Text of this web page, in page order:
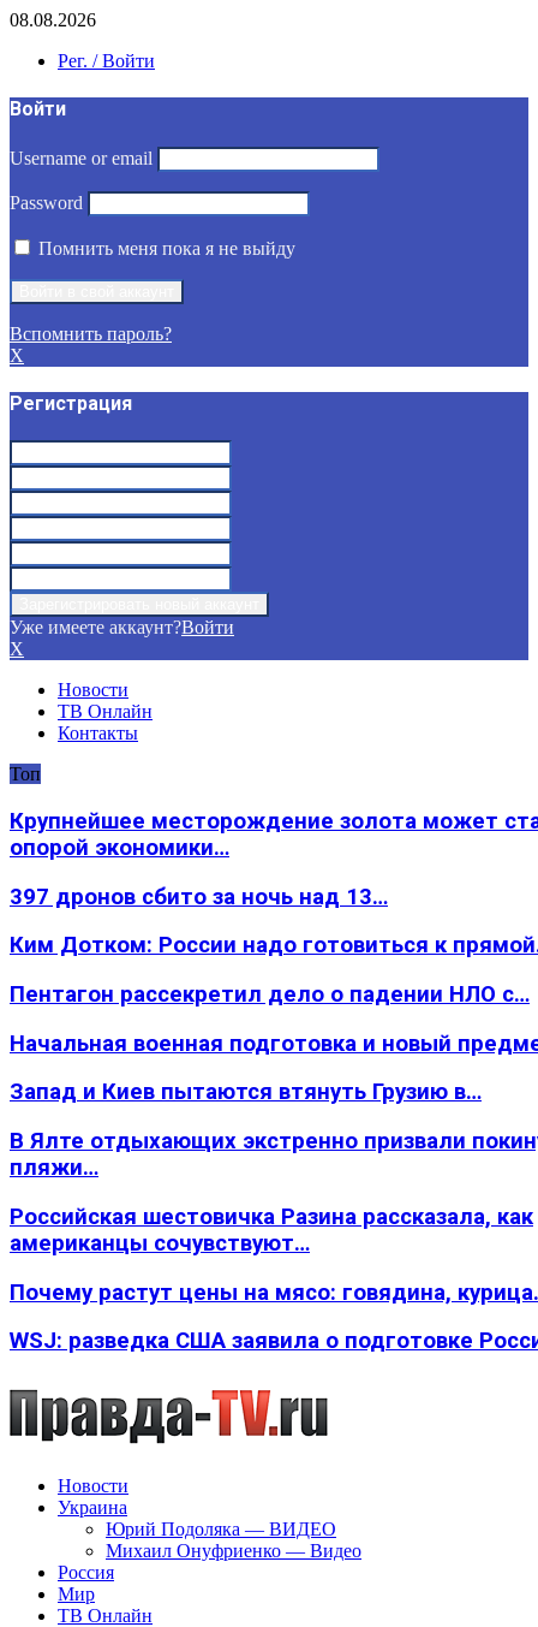
08.08.2026
Рег. / Войти
Войти
Username or email
Password
Помнить меня пока я не выйду
Вспомнить пароль?
X
Регистрация
Уже имеете аккаунт?Войти
X
Новости
ТВ Онлайн
Контакты
Топ
Крупнейшее месторождение золота может
опорой экономики…
397 дронов сбито за ночь над 13…
Ким Дотком: России надо готовиться к
Пентагон рассекретил дело о падении НЛО с…
Начальная военная подготовка и новый
Запад и Киев пытаются втянуть Грузию в…
В Ялте отдыхающих экстренно призвали
пляжи…
Российская шестовичка Разина рассказала, как
американцы сочувствуют…
Почему растут цены на мясо: говядина,
WSJ: разведка США заявила о подготовке
Новости
Украина
Юрий Подоляка — ВИДЕО
Михаил Онуфриенко — Видео
Россия
Мир
ТВ Онлайн